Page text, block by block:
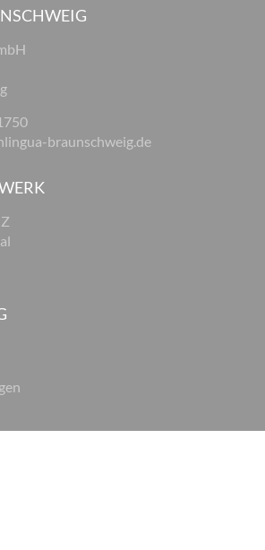
braunschweig.de